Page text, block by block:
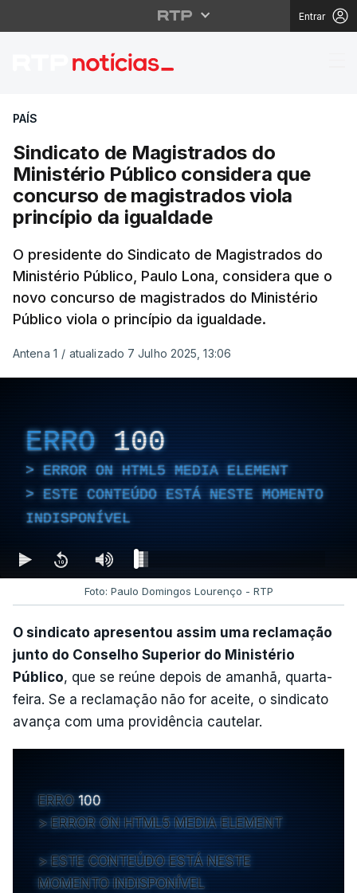
Entrar
Sindicato de
PAÍS
Sindicato de Magistrados do
Ministério Público considera que
concurso de magistrados viola
princípio da igualdade
O presidente do Sindicato de Magistrados do
Ministério Público, Paulo Lona, considera que o
novo concurso de magistrados do Ministério
Público viola o princípio da igualdade.
Antena 1 / atualizado 7 Julho 2025, 13:06
ERRO 100
ERROR ON HTML5 MEDIA ELEMENT
ESTE CONTEÚDO ESTÁ NESTE MOMENTO
INDISPONÍVEL
Foto: Paulo Domingos Lourenço - RTP
O sindicato apresentou assim uma reclamação
junto do Conselho Superior do Ministério
Público, que se reúne depois de amanhã, quarta-
feira. Se a reclamação não for aceite, o sindicato
avança com uma providência cautelar.
ERRO 100
ERROR ON HTML5 MEDIA ELEMENT
ESTE CONTEÚDO ESTÁ NESTE
MOMENTO INDISPONÍVEL